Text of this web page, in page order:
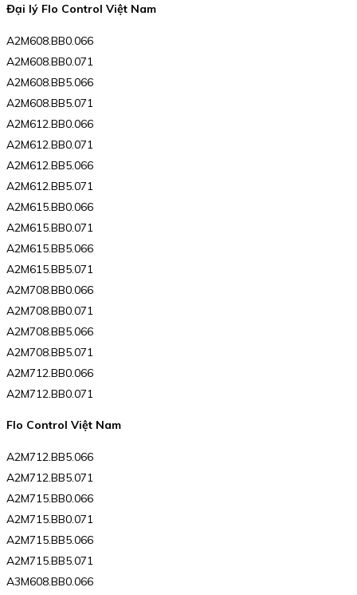
Đại lý Flo Control Việt Nam
A2M608.BB0.066
A2M608.BB0.071
A2M608.BB5.066
A2M608.BB5.071
A2M612.BB0.066
A2M612.BB0.071
A2M612.BB5.066
A2M612.BB5.071
A2M615.BB0.066
A2M615.BB0.071
A2M615.BB5.066
A2M615.BB5.071
A2M708.BB0.066
A2M708.BB0.071
A2M708.BB5.066
A2M708.BB5.071
A2M712.BB0.066
A2M712.BB0.071
Flo Control Việt Nam
A2M712.BB5.066
A2M712.BB5.071
A2M715.BB0.066
A2M715.BB0.071
A2M715.BB5.066
A2M715.BB5.071
A3M608.BB0.066